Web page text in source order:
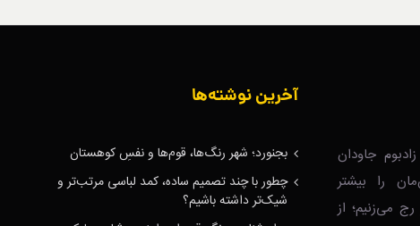
جاودان
را بیشتر
می‌زنیم؛ از
آخرین نوشته‌ها
بجنورد؛ شهر رنگ‌ها، قوم‌ها و نفسِ کوهستان
چطور با چند تصمیم ساده، کمد لباسی مرتب‌تر و
شیک‌تر داشته باشیم؟